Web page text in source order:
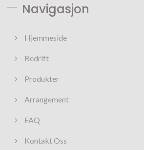
Navigasjon
Hjemmeside
Bedrift
Produkter
Arrangement
FAQ
Kontakt Oss